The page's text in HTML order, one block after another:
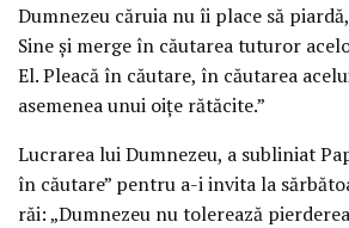
Dumnezeu căruia nu îi place să
Sine şi merge în căutarea tuturor
El. Pleacă în căutare, în căutarea
asemenea unui oiţe rătăcite.”
Lucrarea lui Dumnezeu, a subliniat
în căutare” pentru a-i invita la
răi: „Dumnezeu nu tolerează